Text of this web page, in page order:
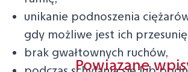
unikanie podnoszenia
gdy możliwe jest ich
brak gwałtownych ruchów,
Powiązane